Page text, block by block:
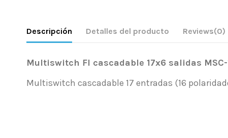
Descripción Detalles del producto Reviews(0)
Multiswitch FI cascadable 17x6 salidas MSC-
Multiswitch cascadable 17 entradas (16